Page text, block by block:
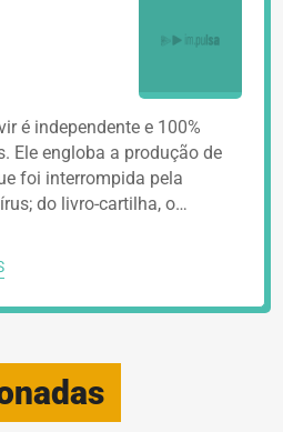
é independente e 100%
Ele engloba a produção de
foi interrompida pela
do livro-cartilha, o…